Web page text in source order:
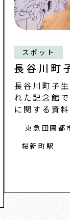
スポット
長谷川町
長谷川町子
れた記念館
に関する資
東急田園都
桜新町駅